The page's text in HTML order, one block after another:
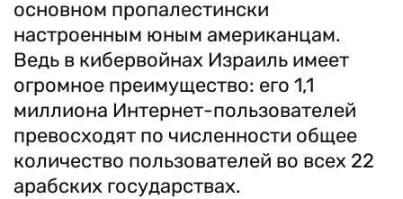
основном пропалестински
настроенным юным американцам.
Ведь в кибервойнах Израиль имеет
огромное преимущество: его 1,1
миллиона Интернет-пользователей
превосходят по численности общее
количество пользователей во всех 22
арабских государствах.